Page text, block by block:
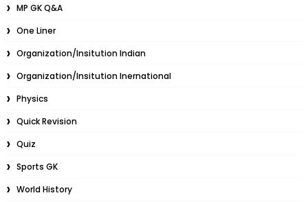
MP GK Q&A
One Liner
Organization/Insitution Indian
Organization/Insitution Inernational
Physics
Quick Revision
Quiz
Sports GK
World History